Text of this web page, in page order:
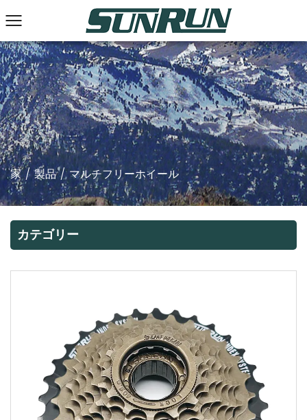
家/製品/マルチフリーホイール
カテゴリー